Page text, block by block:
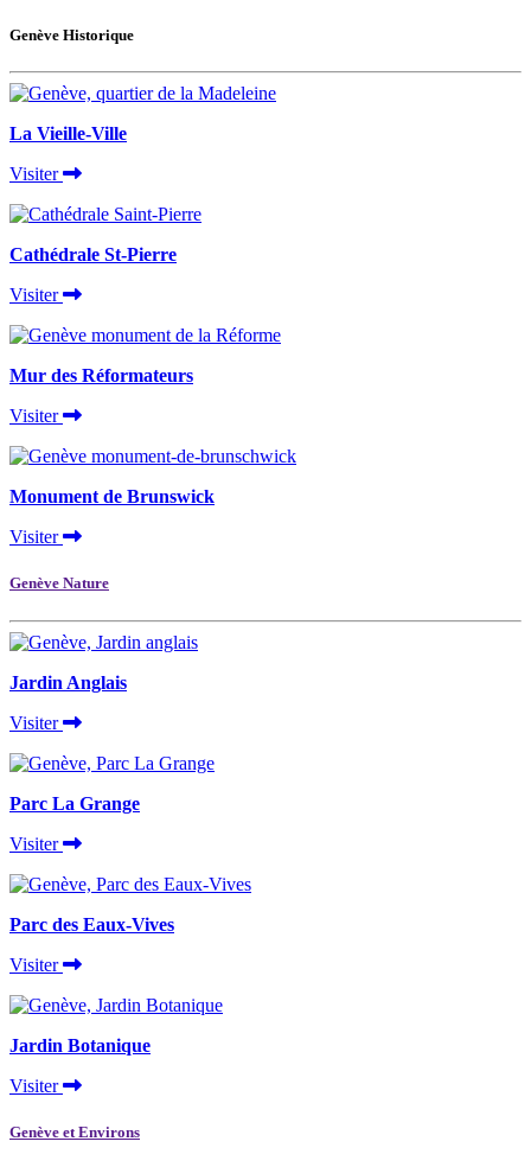
Genève Historique
La Vieille-Ville
Visiter
Cathédrale St-Pierre
Visiter
Mur des Réformateurs
Visiter
Monument de Brunswick
Visiter
Genève Nature
Jardin Anglais
Visiter
Parc La Grange
Visiter
Parc des Eaux-Vives
Visiter
Jardin Botanique
Visiter
Genève et Environs